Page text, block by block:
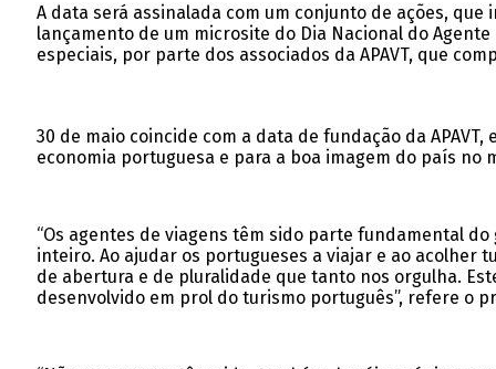
A data será assinalada com um conjunto de ações,
lançamento de um microsite do Dia Nacional do
especiais, por parte dos associados da APAVT, que
30 de maio coincide com a data de fundação da
economia portuguesa e para a boa imagem do país no
“Os agentes de viagens têm sido parte fundamental
inteiro. Ao ajudar os portugueses a viajar e ao acolher
de abertura e de pluralidade que tanto nos orgulha.
desenvolvido em prol do turismo português”, refere o